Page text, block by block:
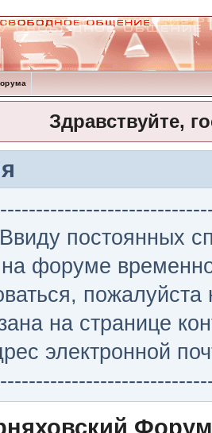
Здравствуйте,
постоянных
на форуме
на странице
электронной
Форум